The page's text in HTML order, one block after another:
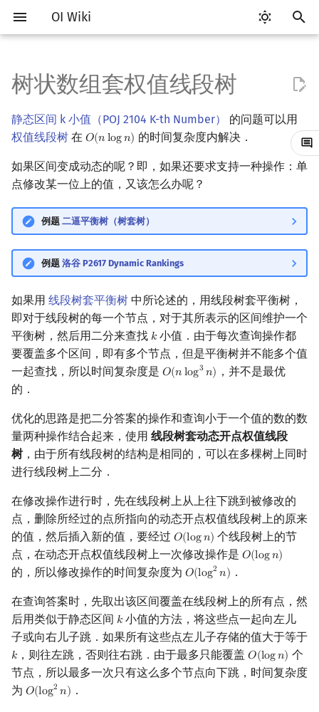
OI Wiki
入
以
开
搜
Getting Started
关于本项目
如何参与
格式手册
数学符号表
F.A.Q.
镜像站列表
致谢
比赛相关简介
赛事
OI 赛事与赛制
ICPC/CCPC 赛事与赛制
题型
题型概述
交互题
学习资源
技巧
读入、输出优化
分段打表
常见错误
出题
工具软件简介
代码编辑工具
Vim
Emacs
VS Code
Eclipse
Kate
Dev-C++
CLion
Geany
Xcode
Sublime Text
CP Editor
评测工具
评测工具简介
Arbiter
Cena
Lemon
命令行编译与调试
编译器
WSL (Windows 10)
Special Judge
Testlib
Testlib 简介
通用
Generator
Interactor
Polygon
OJ 工具
LaTeX 入门
Git
语言基础简介
C++ 基础
Hello, World!
C++ 语法基础
变量
流程控制语句
函数
文件操作
C++ 标准库
C++ 标准库简介
STL 容器
STL 算法
string
类
命名空间
值类别
引用
新版 C++ 特性
Lambda 表达式
pb_ds
编译优化
C++ 与其他常用语言的区别
Pascal 转 C++ 急救
Python 速成
Java 速成
Java 进阶
算法基础简介
复杂度
复杂度简介
均摊复杂度
枚举
递归 & 分治
贪心
排序
排序简介
选择排序
冒泡排序
计数排序
快速排序
归并排序
堆排序
桶排序
希尔排序
Tim 排序
排序相关 STL
前缀和 & 差分
二分
倍增
构造
搜索部分简介
DFS（搜索）
BFS（搜索）
启发式搜索
A*
迭代加深搜索
IDA*
回溯法
Dancing Links
Alpha–Beta 剪枝
优化
动态规划部分简介
动态规划基础
记忆化搜索
区间 DP
DAG 上的 DP
树形 DP
状压 DP
数位 DP
插头 DP
计数 DP
动态 DP
概率 DP
DP 套 DP
DP 优化简介
单调队列/单调栈优化
斜率优化
Slope Trick 优化
状态设计优化
其它 DP 方法
字符串部分简介
字符串基础
标准库
字符串哈希
字典树 (Trie)
前缀函数与 KMP 算法
Boyer–Moore 算法
Z 函数（扩展 KMP）
AC 自动机
后缀数组 (SA)
后缀数组简介
最优原地后缀排序算法
后缀自动机 (SAM)
后缀平衡树
广义后缀自动机
Manacher
回文树
序列自动机
数学部分简介
布尔代数
数字系统
数字系统简介
进位制
平衡三进制
二进制集合操作
高精度计算
快速幂
置换和排列
弧度制与坐标系
复数
数论
数论基础
模算术简介
素数
欧拉函数
分解质因数
裴蜀定理 & 一次不定方程
费马小定理 & 欧拉定理
模逆元
线性同余方程
升幂引理
阶乘取模
同余方程
二次剩余
多项式与生成函数
多项式与生成函数简介
代数基本定理
快速傅里叶变换
快速沃尔什变换
多项式牛顿迭代
多项式多点求值|快速插值
多项式初等函数
常系数齐次线性递推
多项式平移|连续点值平移
Lagrange 反演
形式幂级数复合|复合逆
指数生成函数
组合数学
排列组合
抽屉原理
容斥原理
错位排列
斯特林数
贝尔数
伯努利数
Entringer Number
Eulerian Number
范德蒙德卷积
Pólya 计数
线性代数
线性代数简介
向量
内积和外积
初等变换
线性空间
线性基
线性映射
特征多项式
对角化
线性规划基础
单纯形法
抽象代数
基本概念
群论
环论
Schreier–Sims 算法
概率论
基本概念
条件概率与独立性
随机变量
概率不等式
博弈论
博弈论简介
公平组合游戏
零和游戏
插值
数值积分
高斯消元
并查集
并查集复杂度
堆简介
二叉堆
配对堆
分块思想
块状数组
块状链表
Sqrt Tree
线段树基础
线段树合并 & 分裂
李超线段树
区间最值操作 & 区间历史最
值
二叉搜索树 & 平衡树
Treap
Splay 树
替罪羊树
笛卡尔树
Size Balanced Tree
AVL 树
红黑树
左偏红黑树
AA 树
可持久化数据结构简介
可持久化线段树
可持久化块状数组
可持久化字典树
可持久化可并堆
Link Cut Tree
全局平衡二叉树
Euler Tour Tree
图论部分简介
图论相关概念
图的存储
BFS（图论）
树上问题
树基础
树的直径
树的中心
最近公共祖先
树上启发式合并
虚树
树分治
动态树分治
AHU 算法
树上随机游走
有向无环图
拓扑排序
最短路问题
最短路
差分约束
k 短路
生成树问题
最小生成树
最小树形图
最小直径生成树
斯坦纳树
拆点
连通性相关
强连通分量
双连通分量
割点和桥
点/边连通度
环计数问题
2-SAT
欧拉图
哈密顿图
网络流简介
最大流
最小割
上下界网络流
图匹配
二分图最大匹配
二分图最大权匹配
一般图最大权匹配
计算几何部分简介
二维计算几何基础
三维计算几何基础
Pick 定理
三角剖分
凸包
扫描线
旋转卡壳
半平面交
平面最近点对
随机增量法
反演变换
计算几何杂项
杂项简介
离散化
双指针
离线算法简介
CDQ 分治
整体二分
分数规划
随机化
随机函数
随机化技巧
爬山算法
悬线法
有限状态自动机
计算理论基础
字节顺序
约瑟夫问题
表达式求值
在一台机器上规划任务
主元素问题
15-puzzle
Kahan 求和
珂朵莉树/颜色段均摊
RMQ
并查集应用
括号序列
树状数组套权值线段树
静态区间 k 小值（POJ 2104 K-th Number）
的问题可以用
权值线段树 在 𝑂(𝑛log𝑛)
O(nlogn) 的时间复杂度内解决．
如果区间变成动态的呢？即，如果还要求支持一种操作：单
点修改某一位上的值，又该怎么办呢？
例题 二逼平衡树（树套树）
例题 洛谷 P2617 Dynamic Rankings
如果用 线段树套平衡树 中所论述的，用线段树套平衡树，
即对于线段树的每一个节点，对于其所表示的区间维护一个
平衡树，然后用二分来查找 𝑘
k 小值．由于每次查询操作都
要覆盖多个区间，即有多个节点，但是平衡树并不能多个值
一起查找，所以时间复杂度是 𝑂(𝑛log3 𝑛)
O(nlog3n)
，并不是最优
的．
优化的思路是把二分答案的操作和查询小于一个值的数的数
量两种操作结合起来，使用 线段树套动态开点权值线段
树，由于所有线段树的结构是相同的，可以在多棵树上同时
进行线段树上二分．
在修改操作进行时，先在线段树上从上往下跳到被修改的
点，删除所经过的点所指向的动态开点权值线段树上的原来
的值，然后插入新的值，要经过 𝑂(log𝑛)
O(logn) 个线段树上的节
点，在动态开点权值线段树上一次修改操作是 𝑂(log𝑛)
O(logn)
的，所以修改操作的时间复杂度为 𝑂(log2 𝑛)
O(log2 n) ．
在查询答案时，先取出该区间覆盖在线段树上的所有点，然
后用类似于静态区间 𝑘
k 小值的方法，将这些点一起向左儿
子或向右儿子跳．如果所有这些点左儿子存储的值大于等于
𝑘
k ，则往左跳，否则往右跳．由于最多只能覆盖𝑂(log𝑛)
O(logn) 个
节点，所以最多一次只有这么多个节点向下跳，时间复杂度
为 𝑂(log2 𝑛)
O(log2 n) ．